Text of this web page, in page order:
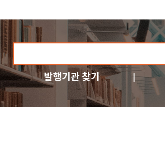
발행기관 찾기